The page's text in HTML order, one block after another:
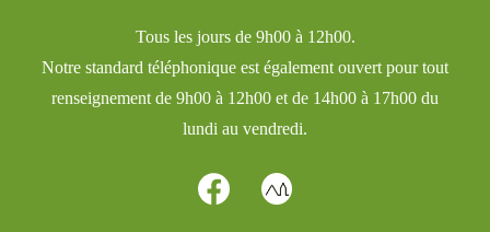
Tous les jours de 9h00 à 12h00.
Notre standard téléphonique est également ouvert pour tout
renseignement de 9h00 à 12h00 et de 14h00 à 17h00 du
lundi au vendredi.